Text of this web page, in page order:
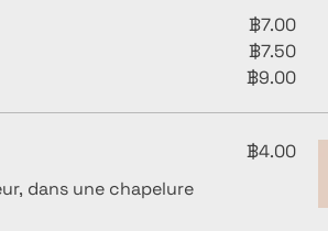
฿7.00
฿7.50
฿9.00
dans une chapelure
฿4.00